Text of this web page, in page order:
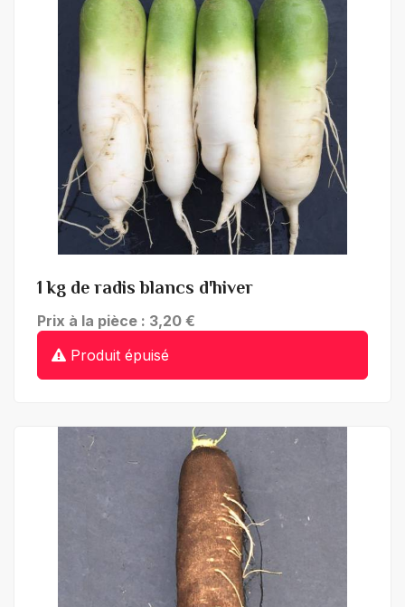
1 kg de radis blancs d'hiver
Prix à la pièce : 3,20 €
Produit épuisé
+ de détails